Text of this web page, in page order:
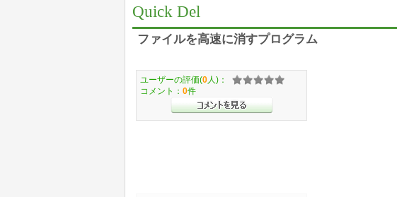
Quick Del
ファイルを高速に消すプログラム
ユーザーの評価(0 人)：
コメント： 0件